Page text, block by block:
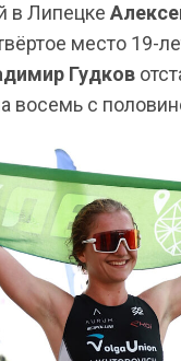
в Липецке
место 19-
Гудков
восемь с